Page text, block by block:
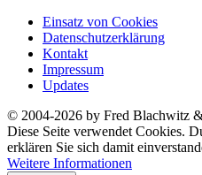
Einsatz von Cookies
Datenschutzerklärung
Kontakt
Impressum
Updates
© 2004-2026 by Fred Blachwitz
Diese Seite verwendet Cookies.
erklären Sie sich damit
Weitere Informationen